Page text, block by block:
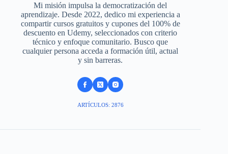
Mi misión impulsa la democratización del
aprendizaje. Desde 2022, dedico mi experiencia a
compartir cursos gratuitos y cupones del 100% de
descuento en Udemy, seleccionados con criterio
técnico y enfoque comunitario. Busco que
cualquier persona acceda a formación útil, actual
y sin barreras.
ARTÍCULOS: 2876